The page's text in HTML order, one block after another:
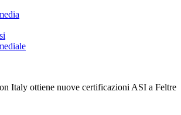
Italy ottiene nuove certificazioni ASI a Feltre